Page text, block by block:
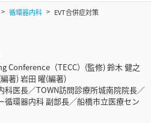
循環器内科 EVT合併症対策
Conference（TECC）(監修) 鈴木 健之
著) 岩田 曜(編著)
科医長／TOWN訪問診療所城南院院長／
環器内科 副部長／船橋市立医療セン